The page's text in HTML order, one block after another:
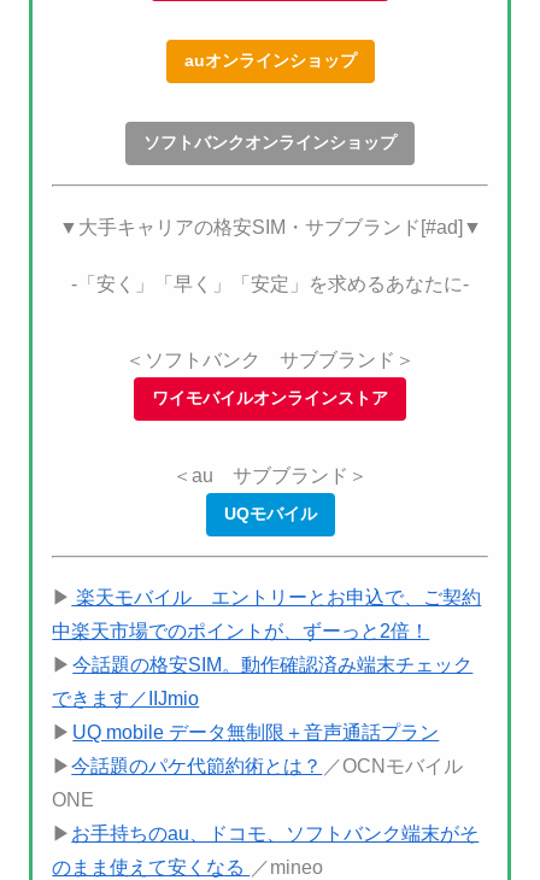
auオンラインショップ
ソフトバンクオンラインショップ
▼大手キャリアの格安SIM・サブブランド[#ad]▼
-「安く」「早く」「安定」を求めるあなたに-
＜ソフトバンク サブブランド＞
ワイモバイルオンラインストア
＜au サブブランド＞
UQモバイル
▶ 楽天モバイル エントリーとお申込で、ご契約
中楽天市場でのポイントが、ずーっと2倍！
▶ 今話題の格安SIM。動作確認済み端末チェック
できます／IIJmio
▶ UQ mobile データ無制限＋音声通話プラン
▶今話題のパケ代節約術とは？ ／OCNモバイル
ONE
▶ お手持ちのau、ドコモ、ソフトバンク端末がそ
のまま使えて安くなる
／mineo